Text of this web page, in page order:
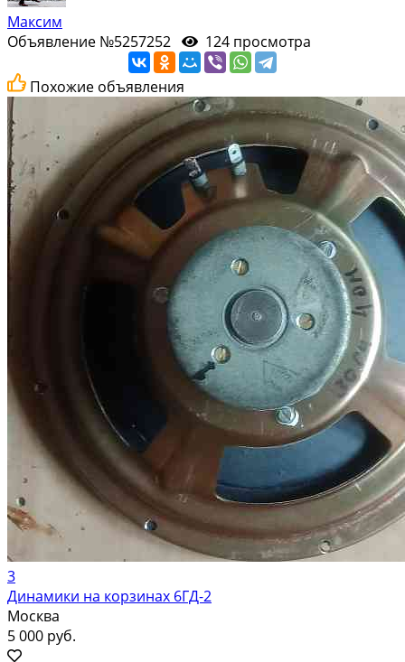
Максим
Объявление №5257252
124 просмотра
Похожие объявления
3
Динамики на корзинах 6ГД-2
Москва
5 000 руб.